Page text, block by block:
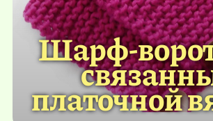
Шарф-
платочной